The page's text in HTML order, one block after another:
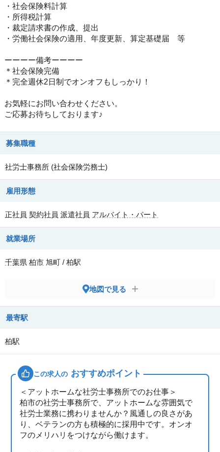
・社会保険料計算
・所得税計算
・裁定請求書の作成、提出
・労働社会保険の適用、年度更新、算定基礎届 等
ーーーー備考ーーーー
＊社会保険完備
＊完全週休2日制でオンオフもしっかり！
お気軽にお問い合わせください。
ご応募お待ちしております♪
募集職種
社労士事務所 (社会保険労務士)
雇用形態
正社員 契約社員 派遣社員 アルバイト・パート
就業場所
千葉県 柏市 旭町 / 柏駅
地図で見る
最寄駅
柏駅
この求人の おすすめポイント
＜アットホームな社労士事務所でのお仕事＞
柏市の社労士事務所で、アットホームな雰囲気で
社労士業務に携わりませんか？風通しの良さがあ
り、ベテランの方も積極的に採用中です。オンオ
フのメリハリをつけながら働けます。